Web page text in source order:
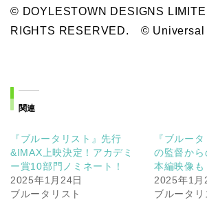
© DOYLESTOWN DESIGNS
RIGHTS RESERVED. © Universal
関連
『ブルータリスト』先行
&IMAX上映決定！アカデミ
ー賞10部門ノミネート！
2025年1月24日
ブルータリスト
『ブルー
の監督から
本編映像も
2025年1月
ブルータリ